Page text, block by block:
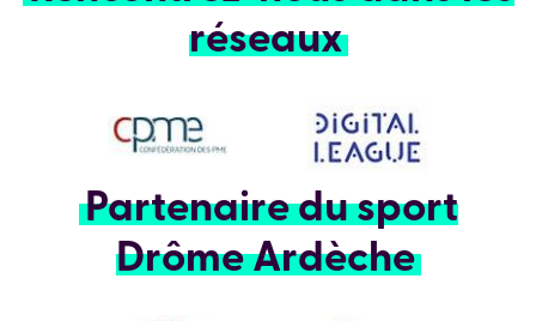
réseaux
Partenaire du sport
Drôme Ardèche